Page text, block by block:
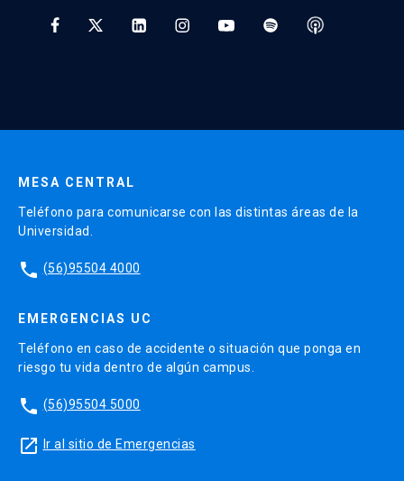
MESA CENTRAL
Teléfono para comunicarse con las distintas áreas de la
Universidad.
phone (56)95504 4000
EMERGENCIAS UC
Teléfono en caso de accidente o situación que ponga en
riesgo tu vida dentro de algún campus.
phone (56)95504 5000
launch Ir al sitio de Emergencias